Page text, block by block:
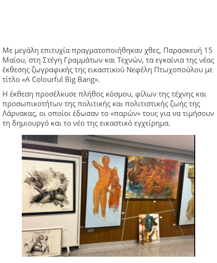
Με μεγάλη επιτυχία πραγματοποιήθηκαν χθες, Παρασκευή 15
Μαΐου, στη Στέγη Γραμμάτων και Τεχνών, τα εγκαίνια της νέας
έκθεσης ζωγραφικής της εικαστικού Νεφέλη Πτωχοπούλου με
τίτλο «A Colourful Big Bang».
Η έκθεση προσέλκυσε πλήθος κόσμου, φίλων της τέχνης και
προσωπικοτήτων της πολιτικής και πολιτιστικής ζωής της
Λάρνακας, οι οποίοι έδωσαν το «παρών» τους για να τιμήσουν
τη δημιουργό και το νέο της εικαστικό εγχείρημα.